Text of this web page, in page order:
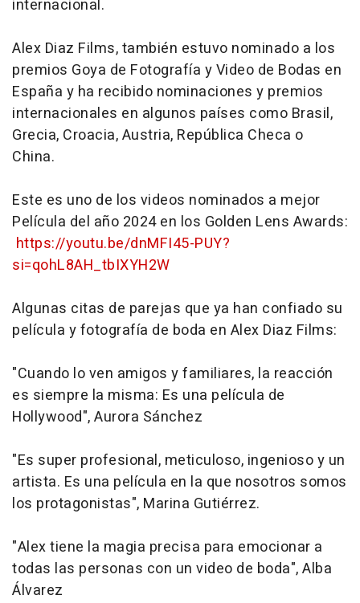
internacional.
Alex Diaz Films, también estuvo nominado a los
premios Goya de Fotografía y Video de Bodas en
España y ha recibido nominaciones y premios
internacionales en algunos países como Brasil,
Grecia, Croacia, Austria, República Checa o
China.
Este es uno de los videos nominados a mejor
Película del año 2024 en los Golden Lens Awards:
https://youtu.be/dnMFI45-PUY?
si=qohL8AH_tbIXYH2W
Algunas citas de parejas que ya han confiado su
película y fotografía de boda en Alex Diaz Films:
"Cuando lo ven amigos y familiares, la reacción
es siempre la misma: Es una película de
Hollywood", Aurora Sánchez
"Es super profesional, meticuloso, ingenioso y un
artista. Es una película en la que nosotros somos
los protagonistas", Marina Gutiérrez.
"Alex tiene la magia precisa para emocionar a
todas las personas con un video de boda", Alba
Álvarez